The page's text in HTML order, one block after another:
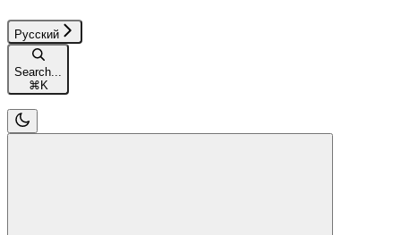
Русский
Search...
⌘ K